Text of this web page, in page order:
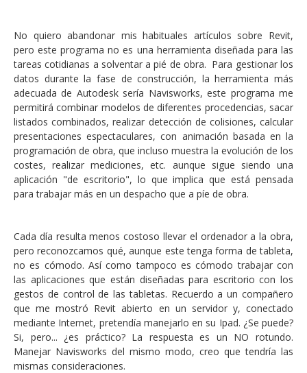
No quiero abandonar mis habituales artículos sobre Revit,
pero este programa no es una herramienta diseñada para las
tareas cotidianas a solventar a pié de obra. Para gestionar los
datos durante la fase de construcción, la herramienta más
adecuada de Autodesk sería Navisworks, este programa me
permitirá combinar modelos de diferentes procedencias, sacar
listados combinados, realizar detección de colisiones, calcular
presentaciones espectaculares, con animación basada en la
programación de obra, que incluso muestra la evolución de los
costes, realizar mediciones, etc. aunque sigue siendo una
aplicación "de escritorio", lo que implica que está pensada
para trabajar más en un despacho que a píe de obra.
Cada día resulta menos costoso llevar el ordenador a la obra,
pero reconozcamos qué, aunque este tenga forma de tableta,
no es cómodo. Así como tampoco es cómodo trabajar con
las aplicaciones que están diseñadas para escritorio con los
gestos de control de las tabletas. Recuerdo a un compañero
que me mostró Revit abierto en un servidor y, conectado
mediante Internet, pretendía manejarlo en su Ipad. ¿Se puede?
Si, pero... ¿es práctico? La respuesta es un NO rotundo.
Manejar Navisworks del mismo modo, creo que tendría las
mismas consideraciones.